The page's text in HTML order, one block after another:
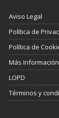
Aviso Legal
Política de
Política de
Más
LOPD
Términos y